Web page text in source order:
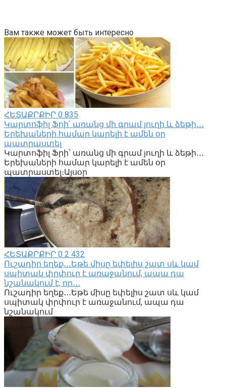
Вам также может быть интересно
ՀԵՏԱՔՐՔԻՐ 0 835
Կարտոֆիլ Ֆրի՝ առանց մի գրամ յուղի և ձեթի․․․
Երեխաների համար կարելի է ամեն օր
պատրաստել
Կարտոֆիլ Ֆրի՝ առանց մի գրամ յուղի և ձեթի․․․
Երեխաների համար կարելի է ամեն օր
պատրաստել։Այսօր
ՀԵՏԱՔՐՔԻՐ 0 2 432
Ուշադիր եղեք․․․Եթե միսը եփելիս շատ սև կամ
սպիտակ փրփուր է առաջանում, ապա դա
նշանակում է, որ․․․
Ուշադիր եղեք․․․Եթե միսը եփելիս շատ սև կամ
սպիտակ փրփուր է առաջանում, ապա դա
նշանակում